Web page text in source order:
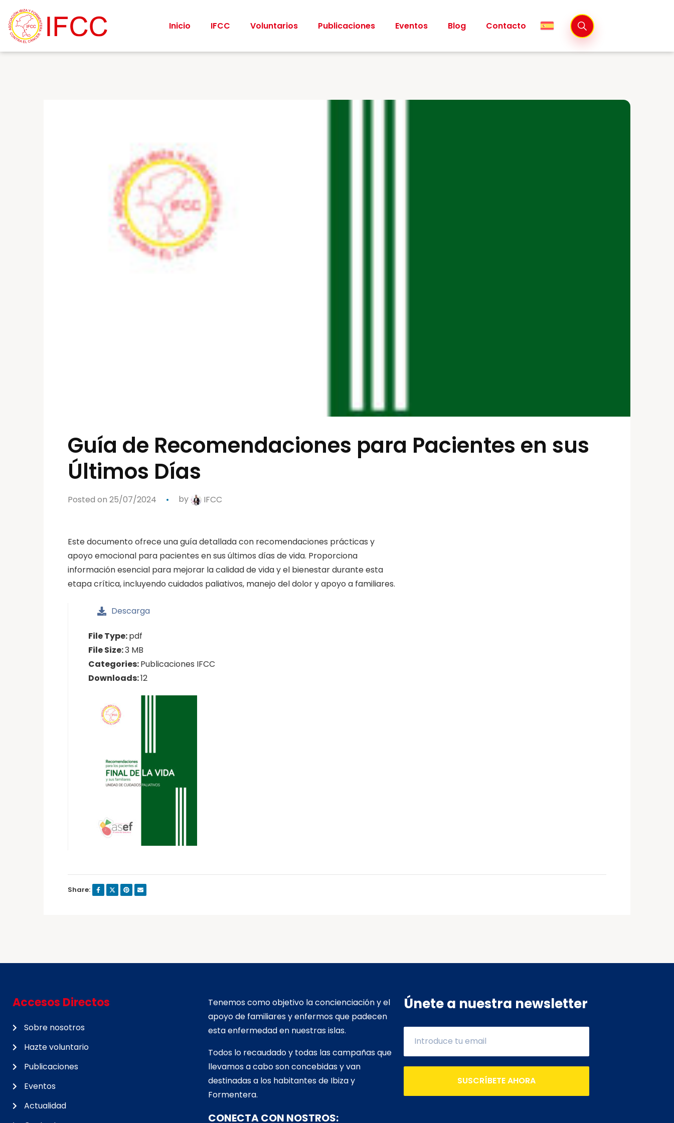
Inicio IFCC Voluntarios Publicaciones Eventos Blog Contacto
Guía de Recomendaciones para Pacientes en sus
Últimos Días
Posted on 25/07/2024 by IFCC
Este documento ofrece una guía detallada con recomendaciones prácticas y
apoyo emocional para pacientes en sus últimos días de vida. Proporciona
información esencial para mejorar la calidad de vida y el bienestar durante esta
etapa crítica, incluyendo cuidados paliativos, manejo del dolor y apoyo a familiares.
Descarga
File Type:pdf
File Size:3 MB
Categories:Publicaciones IFCC
Downloads:12
Share:
Accesos Directos
Sobre nosotros
Hazte voluntario
Publicaciones
Eventos
Actualidad
Tenemos como objetivo la concienciación y el
apoyo de familiares y enfermos que padecen
esta enfermedad en nuestras islas.
Todos lo recaudado y todas las campañas que
llevamos a cabo son concebidas y van
destinadas a los habitantes de Ibiza y
Formentera.
CONECTA CON NOSTROS:
Únete a nuestra newsletter
SUSCRÍBETE AHORA